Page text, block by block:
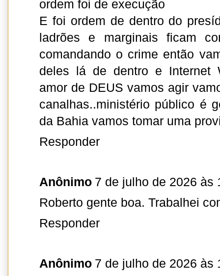
ordem foi de execução
E foi ordem de dentro do
ladrões e marginais ficam
comandando o crime então
deles lá de dentro e Internet
amor de DEUS vamos agir
canalhas..ministério público é
da Bahia vamos tomar uma
Responder
Anônimo 7 de julho de 2026 às
Roberto gente boa. Trabalhei
Responder
Anônimo 7 de julho de 2026 às